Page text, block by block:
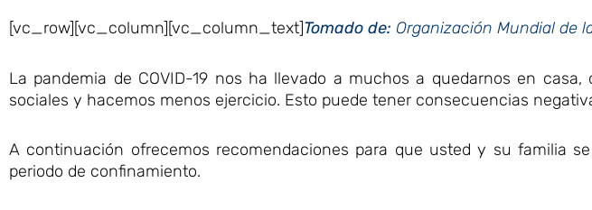
[vc_row][vc_column][vc_column_text]Tomado de: Organización Mundial de
La pandemia de COVID-19 nos ha llevado a muchos a quedarnos en
sociales y hacemos menos ejercicio. Esto puede tener consecuencias
A continuación ofrecemos recomendaciones para que usted y su familia
periodo de confinamiento.